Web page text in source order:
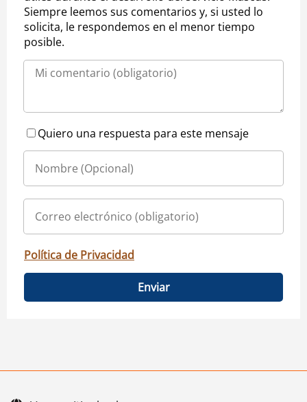
Siempre leemos sus comentarios y, si usted lo
solicita, le respondemos en el menor tiempo
posible.
Quiero una respuesta para este mensaje
Política de Privacidad
Enviar